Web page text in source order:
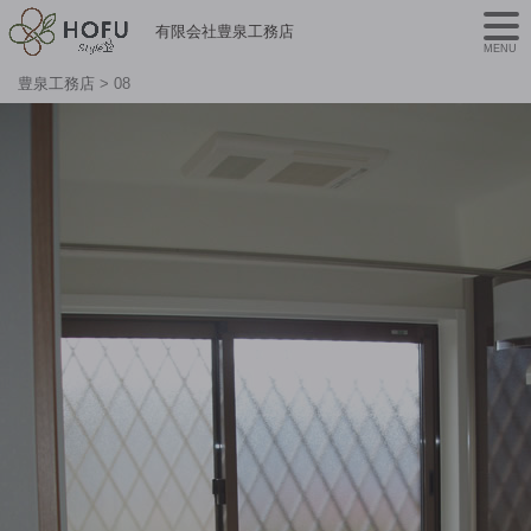
有限会社豊泉工務店
豊泉工務店 > 08
MENU